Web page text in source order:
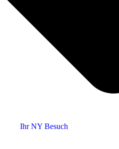
Ihr NY Besuch